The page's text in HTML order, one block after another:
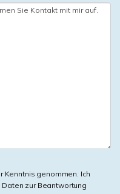
Kenntnis genommen. Ich
zur Beantwortung